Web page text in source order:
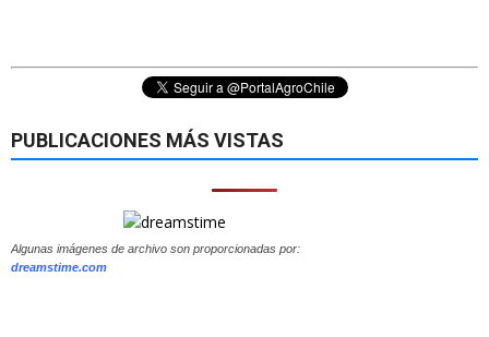
PUBLICACIONES MÁS VISTAS
Algunas imágenes de archivo son proporcionadas por:
dreamstime.com